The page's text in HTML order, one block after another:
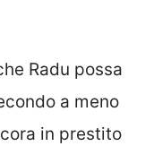
Radu possa
a meno
in prestito